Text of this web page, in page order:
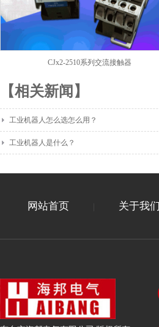
CJx2-2510系列交流接触器
【相关新闻】
工业机器人怎么选怎么用？
工业机器人是什么？
网站首页 关于我们